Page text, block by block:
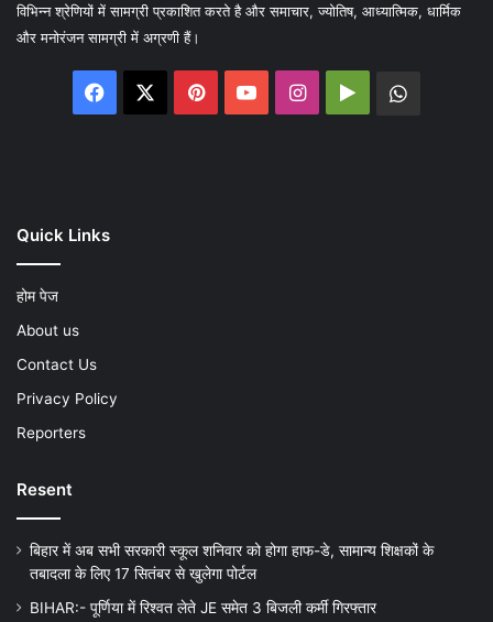
विभिन्न श्रेणियों में सामग्री प्रकाशित करते है और समाचार, ज्योतिष, आध्यात्मिक, धार्मिक
और मनोरंजन सामग्री में अग्रणी हैं।
Facebook PinterestYouTubeInstagram
Google
Quick Links
होम पेज
About us
Contact Us
Privacy Policy
Reporters
Resent
बिहार में अब सभी सरकारी स्कूल शनिवार को होगा हाफ-डे, सामान्य शिक्षकों के
तबादला के लिए 17 सितंबर से खुलेगा पोर्टल
BIHAR:- पूर्णिया में रिश्वत लेते JE समेत 3 बिजली कर्मी गिरफ्तार